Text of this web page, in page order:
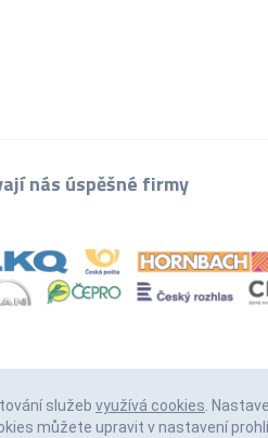
nás úspěšné firmy
služeb využívá cookies.
můžete upravit v nastavení